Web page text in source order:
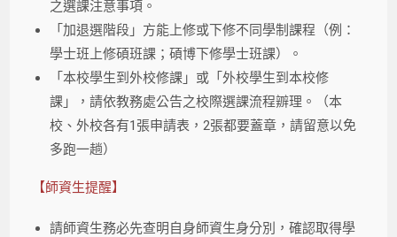
之選課注意事項。
「加退選階段」方能上修或下修不同學制課程（例：
學士班上修碩班課；碩博下修學士班課）。
「本校學生到外校修課」或「外校學生到本校修
課」，請依教務處公告之校際選課流程辧理。（本
校、外校各有1張申請表，2張都要蓋章，請留意以免
多跑一趟）
【師資生提醒】
請師資生務必先查明自身師資生身分別，確認取得學